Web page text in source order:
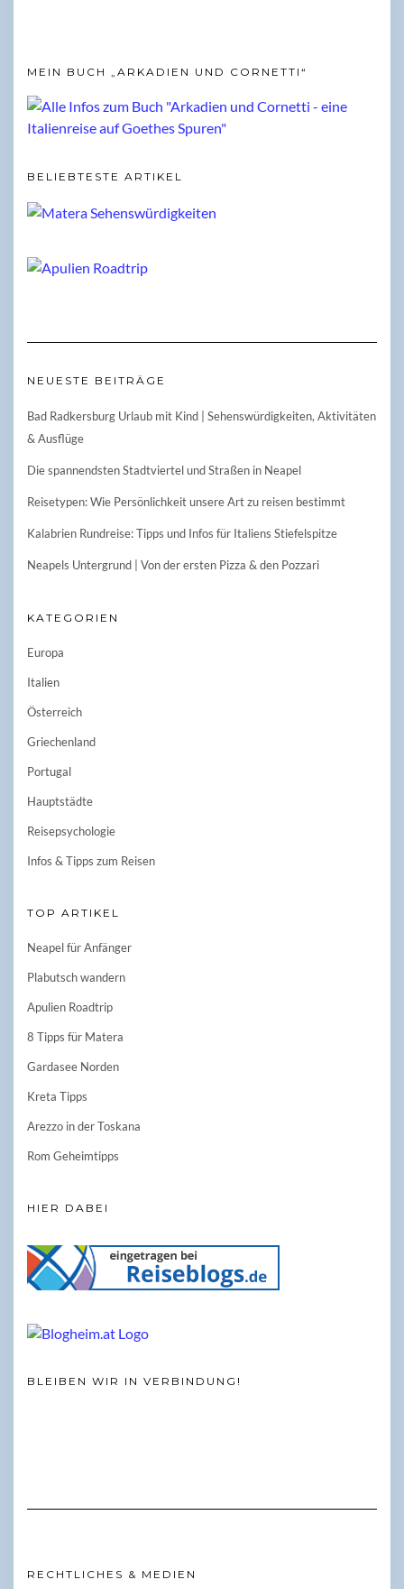
MEIN BUCH „ARKADIEN UND CORNETTI“
BELIEBTESTE ARTIKEL
NEUESTE BEITRÄGE
Bad Radkersburg Urlaub mit Kind | Sehenswürdigkeiten, Aktivitäten
& Ausflüge
Die spannendsten Stadtviertel und Straßen in Neapel
Reisetypen: Wie Persönlichkeit unsere Art zu reisen bestimmt
Kalabrien Rundreise: Tipps und Infos für Italiens Stiefelspitze
Neapels Untergrund | Von der ersten Pizza & den Pozzari
KATEGORIEN
Europa
Italien
Österreich
Griechenland
Portugal
Hauptstädte
Reisepsychologie
Infos & Tipps zum Reisen
TOP ARTIKEL
Neapel für Anfänger
Plabutsch wandern
Apulien Roadtrip
8 Tipps für Matera
Gardasee Norden
Kreta Tipps
Arezzo in der Toskana
Rom Geheimtipps
HIER DABEI
BLEIBEN WIR IN VERBINDUNG!
RECHTLICHES & MEDIEN